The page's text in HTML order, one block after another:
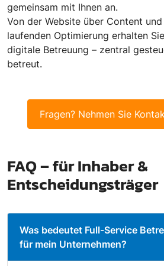
gemeinsam mit Ihnen an.
Von der Website über Content
laufenden Optimierung erhalten
digitale Betreuung – zentral
betreut.
Fragen? Nehmen Sie
FAQ – für Inhaber &
Entscheidungsträger
Was bedeutet Full-Service
für mein Unternehmen?